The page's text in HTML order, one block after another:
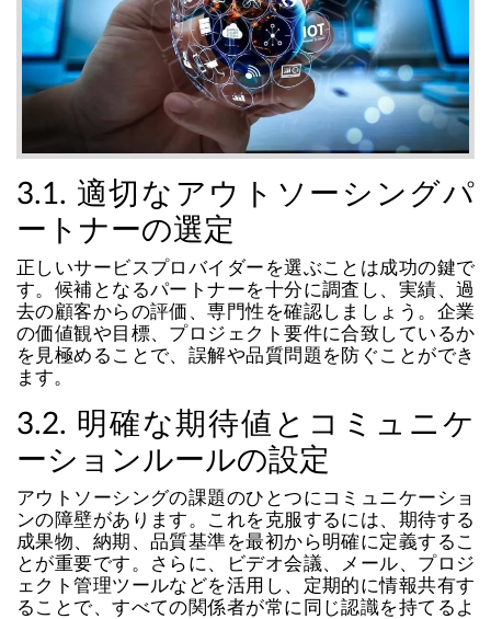
3.1. 適切なアウトソーシングパ
ートナーの選定
正しいサービスプロバイダーを選ぶことは成功の鍵で
す。候補となるパートナーを十分に調査し、実績、過
去の顧客からの評価、専門性を確認しましょう。企業
の価値観や目標、プロジェクト要件に合致しているか
を見極めることで、誤解や品質問題を防ぐことができ
ます。
3.2. 明確な期待値とコミュニケ
ーションルールの設定
アウトソーシングの課題のひとつにコミュニケーショ
ンの障壁があります。これを克服するには、期待する
成果物、納期、品質基準を最初から明確に定義するこ
とが重要です。さらに、ビデオ会議、メール、プロジ
ェクト管理ツールなどを活用し、定期的に情報共有す
ることで、すべての関係者が常に同じ認識を持てるよ